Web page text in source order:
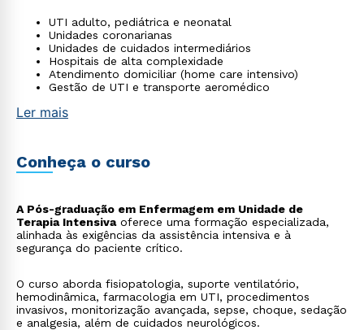
UTI adulto, pediátrica e neonatal
Unidades coronarianas
Unidades de cuidados intermediários
Hospitais de alta complexidade
Atendimento domiciliar (home care intensivo)
Gestão de UTI e transporte aeromédico
Ler mais
Conheça o curso
A Pós-graduação em Enfermagem em Unidade de
Terapia Intensivaoferece uma formação especializada,
alinhada às exigências da assistência intensiva e à
segurança do paciente crítico.
O curso aborda fisiopatologia, suporte ventilatório,
hemodinâmica, farmacologia em UTI, procedimentos
invasivos, monitorização avançada, sepse, choque, sedação
e analgesia, além de cuidados neurológicos.